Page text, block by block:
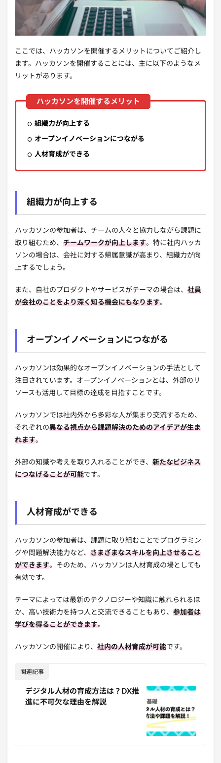
ここでは、ハッカソンを開催するメリットについてご紹介し
ます。ハッカソンを開催することには、主に以下のようなメ
リットがあります。
組織力が向上する
オープンイノベーションにつながる
人材育成ができる
組織力が向上する
ハッカソンの参加者は、チームの人々と協力しながら課題に
取り組むため、 チームワークが向上します。特に社内ハッカ
ソンの場合は、会社に対する帰属意識が高まり、組織力が向
上するでしょう。
また、自社のプロダクトやサービスがテーマの場合は、 社員
が会社のことをより深く知る機会にもなります。
オープンイノベーションにつながる
ハッカソンは効果的なオープンイノベーションの手法として
注目されています。オープンイノベーションとは、外部のリ
ソースも活用して目標の達成を目指すことです。
ハッカソンでは社内外から多彩な人が集まり交流するため、
それぞれの異なる視点から課題解決のためのアイデアが生ま
れます。
外部の知識や考えを取り入れることができ、 新たなビジネス
につなげることが可能です。
人材育成ができる
ハッカソンの参加者は、課題に取り組むことでプログラミン
グや問題解決能力など、 さまざまなスキルを向上させること
ができます。そのため、ハッカソンは人材育成の場としても
有効です。
テーマによっては最新のテクノロジーや知識に触れられるほ
か、高い技術力を持つ人と交流できることもあり、 参加者は
学びを得ることができます。
ハッカソンの開催により、 社内の人材育成が可能です。
関連記事
デジタル人材の育成方法は？DX推
進に不可欠な理由を解説